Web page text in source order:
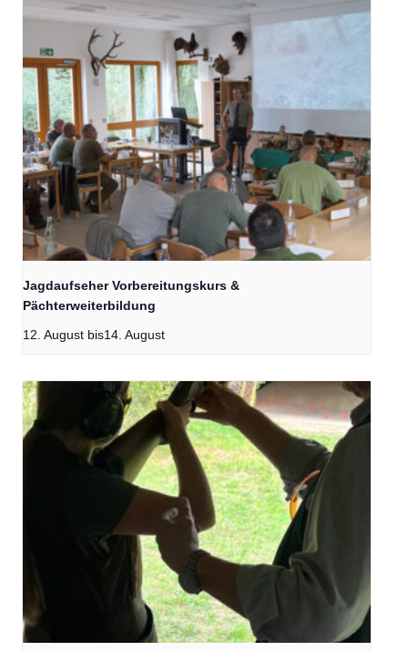
Jagdaufseher Vorbereitungskurs &
Pächterweiterbildung
12. August bis14. August